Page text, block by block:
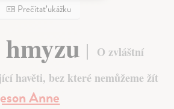
Prečítať ukážku
hmyzu
O zvláštní
havěti, bez které nemůžeme žít
Anne